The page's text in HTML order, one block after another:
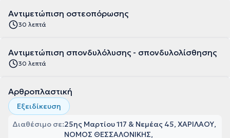
Αντιμετώπιση οστεοπόρωσης
30 λεπτά
Αντιμετώπιση σπονδυλόλυσης - σπονδυλολίσθησης
30 λεπτά
Αρθροπλαστική
Εξειδίκευση
Διαθέσιμο σε:25ης Μαρτίου 117 & Νεμέας 45, ΧΑΡΙΛΑΟΥ,
ΝΟΜΟΣ ΘΕΣΣΑΛΟΝΙΚΗΣ